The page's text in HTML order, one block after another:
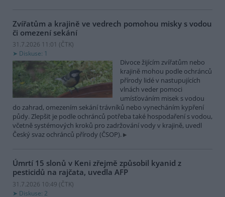
Zvířatům a krajině ve vedrech pomohou misky s vodou
či omezení sekání
31.7.2026 11:01 (ČTK)
Diskuse: 1
Divoce žijícím zvířatům nebo
krajině mohou podle ochránců
přírody lidé v nastupujících
vlnách veder pomoci
umísťováním misek s vodou
do zahrad, omezením sekání trávníků nebo vynecháním kypření
půdy. Zlepšit je podle ochránců potřeba také hospodaření s vodou,
včetně systémových kroků pro zadržování vody v krajině, uvedl
Český svaz ochránců přírody (ČSOP).
Úmrtí 15 slonů v Keni zřejmě způsobil kyanid z
pesticidů na rajčata, uvedla AFP
31.7.2026 10:49 (ČTK)
Diskuse: 2